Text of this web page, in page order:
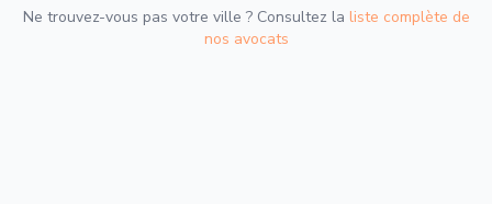
Ne trouvez-vous pas votre ville ? Consultez la liste complète de
nos avocats